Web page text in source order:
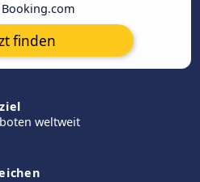
finden
weltweit